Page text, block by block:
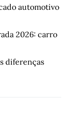
automotivo
2026: carro
diferenças